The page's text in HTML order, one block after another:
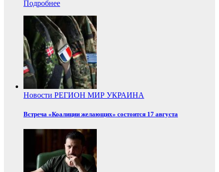
Подробнее
Новости РЕГИОН МИР УКРАИНА
Встреча «Коалиции желающих» состоится 17 августа